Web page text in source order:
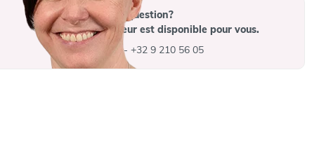
Vous avez une question?
Un collaborateur est disponible pour vous.
info@advys.be- +32 9 210 56 05